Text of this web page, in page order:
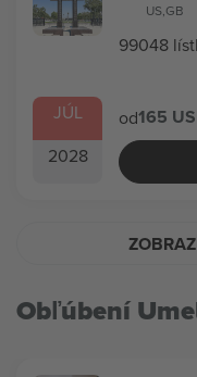
JÚL
2028
US,GB
99048
od165
Obľúbení